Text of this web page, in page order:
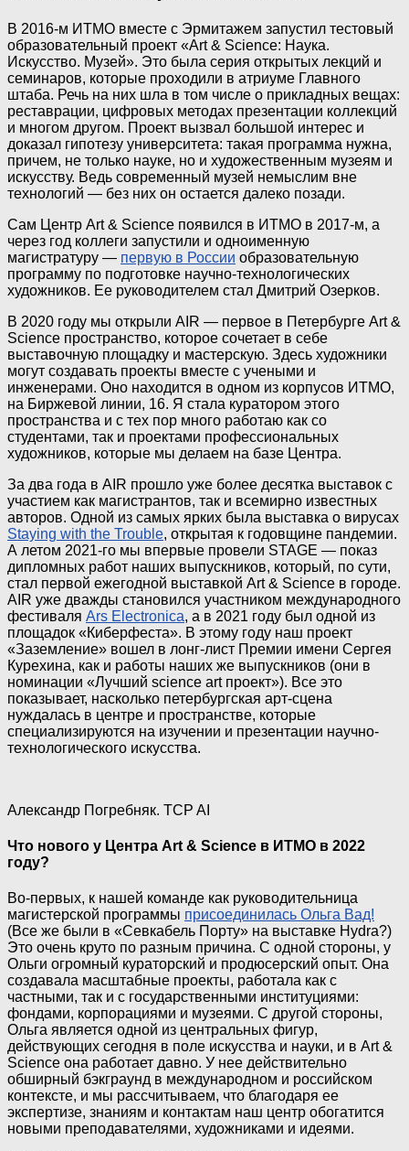
В 2016-м ИТМО вместе с Эрмитажем запустил тестовый
образовательный проект «Art & Science: Наука.
Искусство. Музей». Это была серия открытых лекций и
семинаров, которые проходили в атриуме Главного
штаба. Речь на них шла в том числе о прикладных вещах:
реставрации, цифровых методах презентации коллекций
и многом другом. Проект вызвал большой интерес и
доказал гипотезу университета: такая программа нужна,
причем, не только науке, но и художественным музеям и
искусству. Ведь современный музей немыслим вне
технологий — без них он остается далеко позади.
Сам Центр Art & Science появился в ИТМО в 2017-м, а
через год коллеги запустили и одноименную
магистратуру — первую в России образовательную
программу по подготовке научно-технологических
художников. Ее руководителем стал Дмитрий Озерков.
В 2020 году мы открыли AIR — первое в Петербурге Art &
Science пространство, которое сочетает в себе
выставочную площадку и мастерскую. Здесь художники
могут создавать проекты вместе с учеными и
инженерами. Оно находится в одном из корпусов ИТМО,
на Биржевой линии, 16. Я стала куратором этого
пространства и с тех пор много работаю как со
студентами, так и проектами профессиональных
художников, которые мы делаем на базе Центра.
За два года в AIR прошло уже более десятка выставок с
участием как магистрантов, так и всемирно известных
авторов. Одной из самых ярких была выставка о вирусах
Staying with the Trouble, открытая к годовщине пандемии.
А летом 2021-го мы впервые провели STAGE — показ
дипломных работ наших выпускников, который, по сути,
стал первой ежегодной выставкой Art & Science в городе.
AIR уже дважды становился участником международного
фестиваля Ars Electronica, а в 2021 году был одной из
площадок «Киберфеста». В этому году наш проект
«Заземление» вошел в лонг-лист Премии имени Сергея
Курехина, как и работы наших же выпускников (они в
номинации «Лучший science art проект»). Все это
показывает, насколько петербургская арт-сцена
нуждалась в центре и пространстве, которые
специализируются на изучении и презентации научно-
технологического искусства.
Александр Погребняк. TCP AI
Что нового у Центра Art & Science в ИТМО в 2022
году?
Во-первых, к нашей команде как руководительница
магистерской программы присоединилась Ольга Вад!
(Все же были в «Севкабель Порту» на выставке Hydra?)
Это очень круто по разным причина. С одной стороны, у
Ольги огромный кураторский и продюсерский опыт. Она
создавала масштабные проекты, работала как с
частными, так и с государственными институциями:
фондами, корпорациями и музеями. С другой стороны,
Ольга является одной из центральных фигур,
действующих сегодня в поле искусства и науки, и в Art &
Science она работает давно. У нее действительно
обширный бэкграунд в международном и российском
контексте, и мы рассчитываем, что благодаря ее
экспертизе, знаниям и контактам наш центр обогатится
новыми преподавателями, художниками и идеями.